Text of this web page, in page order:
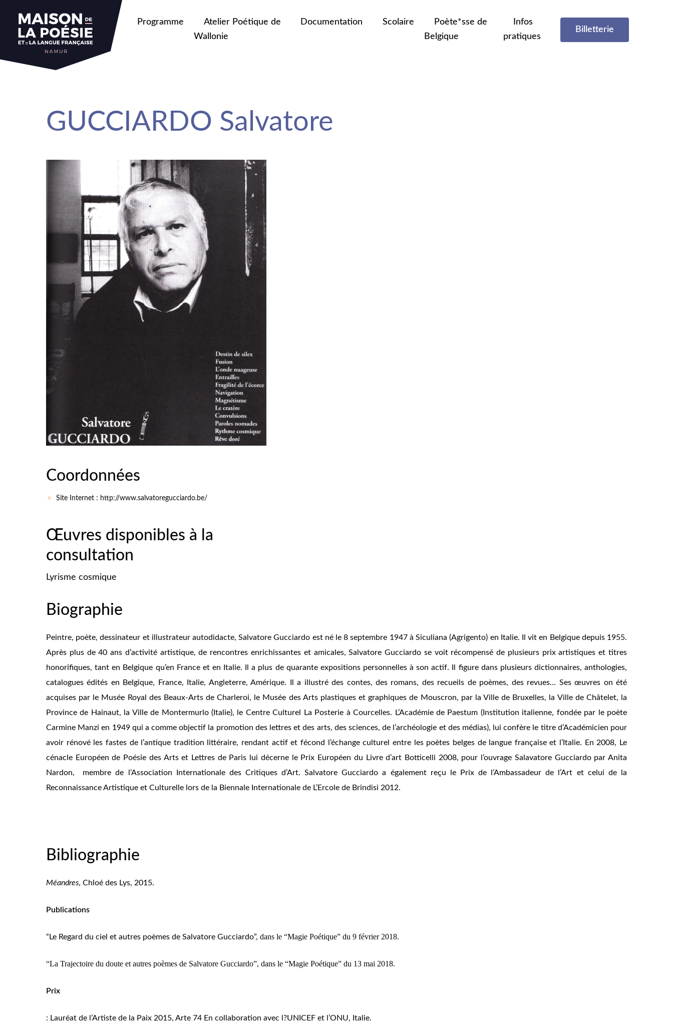
Programme
Atelier Poétique de
Wallonie
Documentation Scolaire
Poète*sse de
Belgique
Infos
pratiques
Billetterie
GUCCIARDO Salvatore
Coordonnées
Site Internet : http://www.salvatoregucciardo.be/
Œuvres disponibles à la
consultation
Lyrisme cosmique
Biographie
Peintre, poète, dessinateur et illustrateur autodidacte, Salvatore Gucciardo est né le 8 septembre 1947 à Siculiana (Agrigento) en Italie. Il vit en Belgique depuis 1955.
Après plus de 40 ans d’activité artistique, de rencontres enrichissantes et amicales, Salvatore Gucciardo se voit récompensé de plusieurs prix artistiques et titres
honorifiques, tant en Belgique qu’en France et en Italie. Il a plus de quarante expositions personnelles à son actif. Il figure dans plusieurs dictionnaires, anthologies,
catalogues édités en Belgique, France, Italie, Angleterre, Amérique. Il a illustré des contes, des romans, des recueils de poèmes, des revues… Ses œuvres on été
acquises par le Musée Royal des Beaux-Arts de Charleroi, le Musée des Arts plastiques et graphiques de Mouscron, par la Ville de Bruxelles, la Ville de Châtelet, la
Province de Hainaut, la Ville de Montermurlo (Italie), le Centre Culturel
La Posterie à Courcelles. L’Académie de Paestum (Institution italienne, fondée par le poète
Carmine Manzi en 1949 qui a comme objectif la promotion des lettres et des arts, des sciences, de l’archéologie et des médias), lui confère le titre d’Académicien pour
avoir rénové les fastes de l’antique tradition littéraire, rendant actif et fécond l’échange culturel entre les poètes belges de langue française et l’Italie. En 2008, Le
cénacle Européen de Poésie des Arts et Lettres de Paris lui décerne le Prix Européen du Livre d’art Botticelli 2008, pour l’ouvrage Salavatore Gucciardopar Anita
Nardon, membre de l’Association Internationale des Critiques d’Art. Salvatore Gucciardo a également reçu le Prix de l’Ambassadeur de l’Art et celui de la
Reconnaissance Artistique et Culturelle lors de la Biennale Internationale de L’Ercole de Brindisi 2012.
Bibliographie
Méandres, Chloé des Lys, 2015.
Publications
“Le Regard du ciel et autres poèmes de Salvatore Gucciardo”, dans le “Magie Poétique” du 9 février 2018.
“La Trajectoire du doute et autres poèmes de Salvatore Gucciardo”, dans le “Magie Poétique” du 13 mai 2018.
Prix
: Lauréat de l’Artiste de la Paix 2015, Arte 74 En collaboration avec l?UNICEF et l’ONU, Italie.